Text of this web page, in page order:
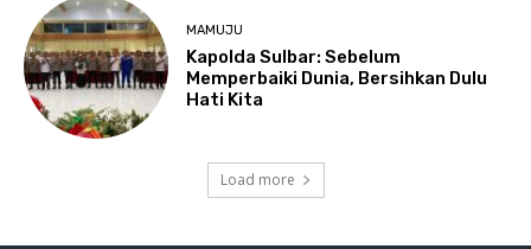
MAMUJU
Kapolda Sulbar: Sebelum
Memperbaiki Dunia, Bersihkan Dulu
Hati Kita
Load more